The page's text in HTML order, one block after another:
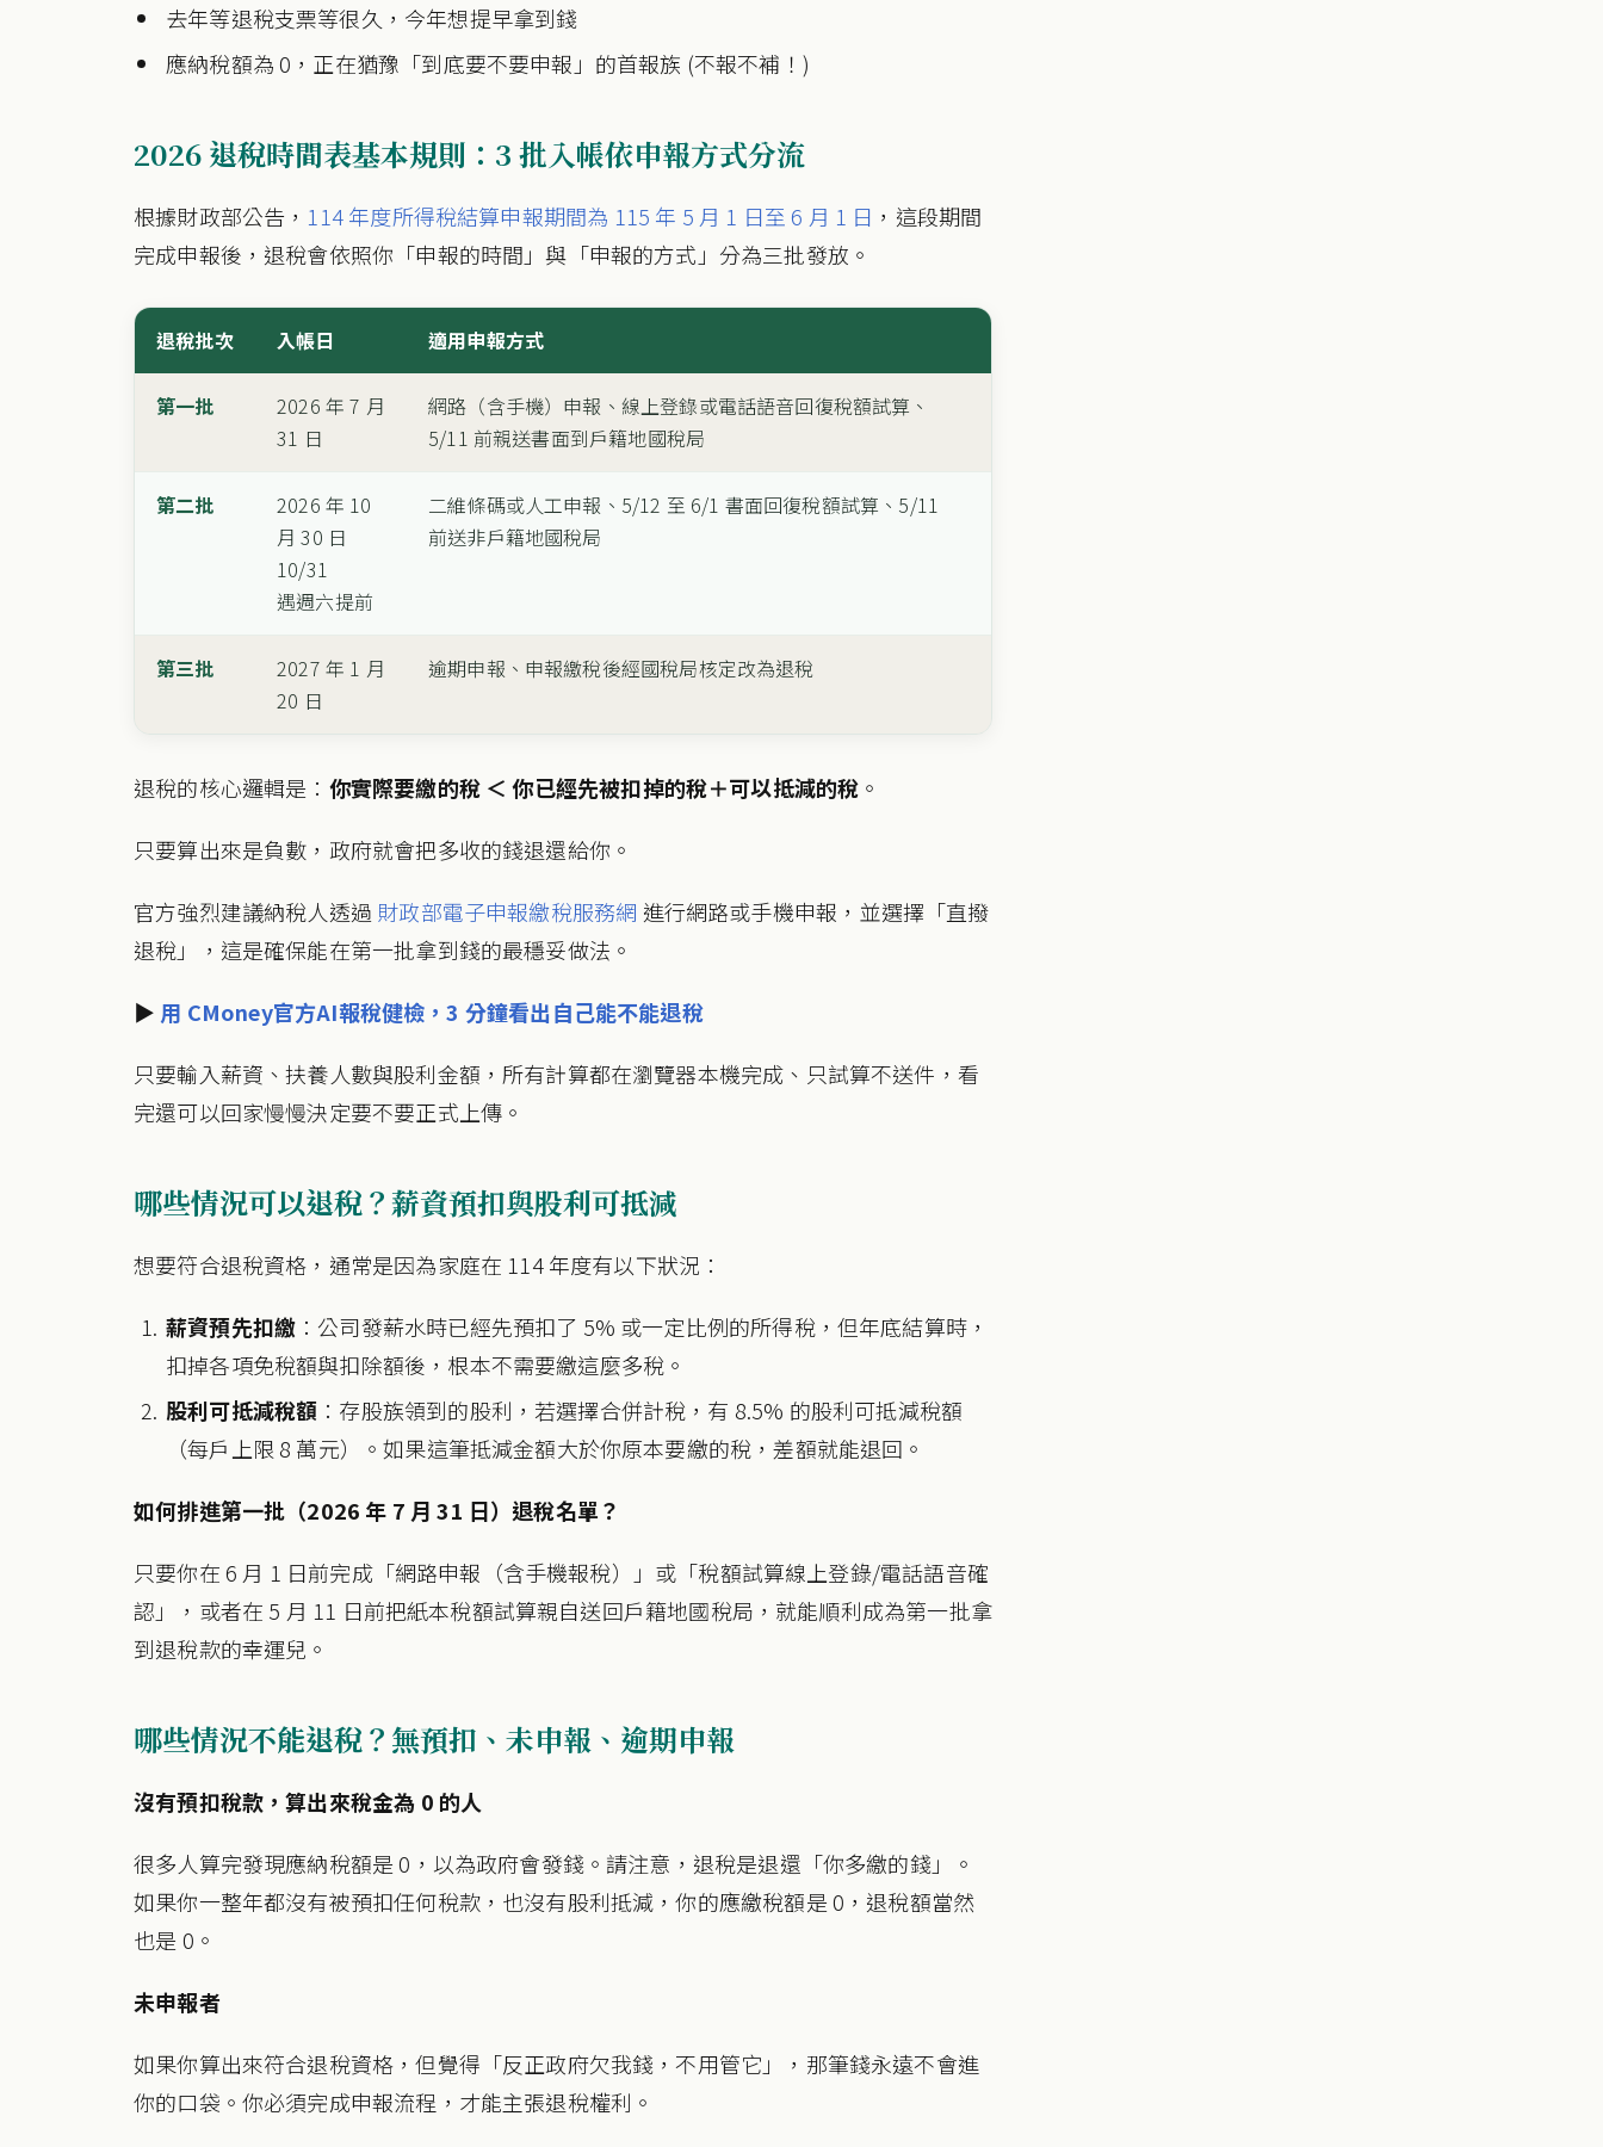
去年等退稅支票等很久，今年想提早拿到錢
應納稅額為 0，正在猶豫「到底要不要申報」的首報族 (不報不補！)
2026 退稅時間表基本規則：3 批入帳依申報方式分流
根據財政部公告， 114 年度所得稅結算申報期間為 115 年 5 月 1 日至 6 月 1 日 ，這段期間
完成申報後，退稅會依照你「申報的時間」與「申報的方式」分為三批發放。
退稅批次 入帳日 適用申報方式
第一批
2026 年 7 月
31 日
網路（含手機）申報、線上登錄或電話語音回復稅額試算、
5/11 前親送書面到戶籍地國稅局
第二批
2026 年 10
月 30 日
10/31
遇週六提前
二維條碼或人工申報、5/12 至 6/1 書面回復稅額試算、5/11
前送非戶籍地國稅局
第三批
2027 年 1 月
20 日
逾期申報、申報繳稅後經國稅局核定改為退稅
退稅的核心邏輯是： 你實際要繳的稅 ＜ 你已經先被扣掉的稅＋可以抵減的稅 。
只要算出來是負數，政府就會把多收的錢退還給你。
官方強烈建議納稅人透過 財政部電子申報繳稅服務網 進行網路或手機申報，並選擇「直撥
退稅」，這是確保能在第一批拿到錢的最穩妥做法。
▶ 用 CMoney官方AI報稅健檢，3 分鐘看出自己能不能退稅
只要輸入薪資、扶養人數與股利金額，所有計算都在瀏覽器本機完成、只試算不送件，看
完還可以回家慢慢決定要不要正式上傳。
哪些情況可以退稅？薪資預扣與股利可抵減
想要符合退稅資格，通常是因為家庭在 114 年度有以下狀況：
薪資預先扣繳 ：公司發薪水時已經先預扣了 5% 或一定比例的所得稅，但年底結算時，
扣掉各項免稅額與扣除額後，根本不需要繳這麼多稅。
股利可抵減稅額 ：存股族領到的股利，若選擇合併計稅，有 8.5% 的股利可抵減稅額
（每戶上限 8 萬元）。如果這筆抵減金額大於你原本要繳的稅，差額就能退回。
如何排進第一批（2026 年 7 月 31 日）退稅名單？
只要你在 6 月 1 日前完成「網路申報（含手機報稅）」或「稅額試算線上登錄/電話語音確
認」，或者在 5 月 11 日前把紙本稅額試算親自送回戶籍地國稅局，就能順利成為第一批拿
到退稅款的幸運兒。
哪些情況不能退稅？無預扣、未申報、逾期申報
沒有預扣稅款，算出來稅金為 0 的人
很多人算完發現應納稅額是 0，以為政府會發錢。請注意，退稅是退還「你多繳的錢」。
如果你一整年都沒有被預扣任何稅款，也沒有股利抵減，你的應繳稅額是 0，退稅額當然
也是 0。
未申報者
如果你算出來符合退稅資格，但覺得「反正政府欠我錢，不用管它」，那筆錢永遠不會進
你的口袋。你必須完成申報流程，才能主張退稅權利。